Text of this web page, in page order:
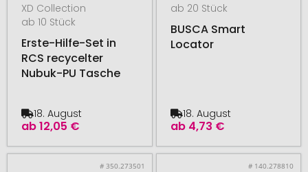
XD Collection
ab 10 Stück
Erste-Hilfe-Set in
RCS recycelter
Nubuk-PU Tasche
ab12,05 €
18. August
ab 20 Stück
BUSCA Smart
Locator
ab 4,73 €
18. August
# 350.273501 # 140.278810